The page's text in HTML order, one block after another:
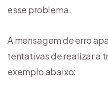
esse problema.
A mensagem de erro
tentativas de realizar a
exemplo abaixo: